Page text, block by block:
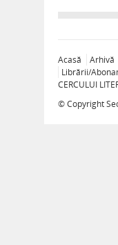
Acasă Arhivă
Librării/
CERCULUI
© Copyright